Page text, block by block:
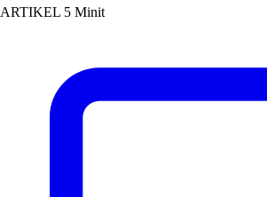
ARTIKEL 5 Minit